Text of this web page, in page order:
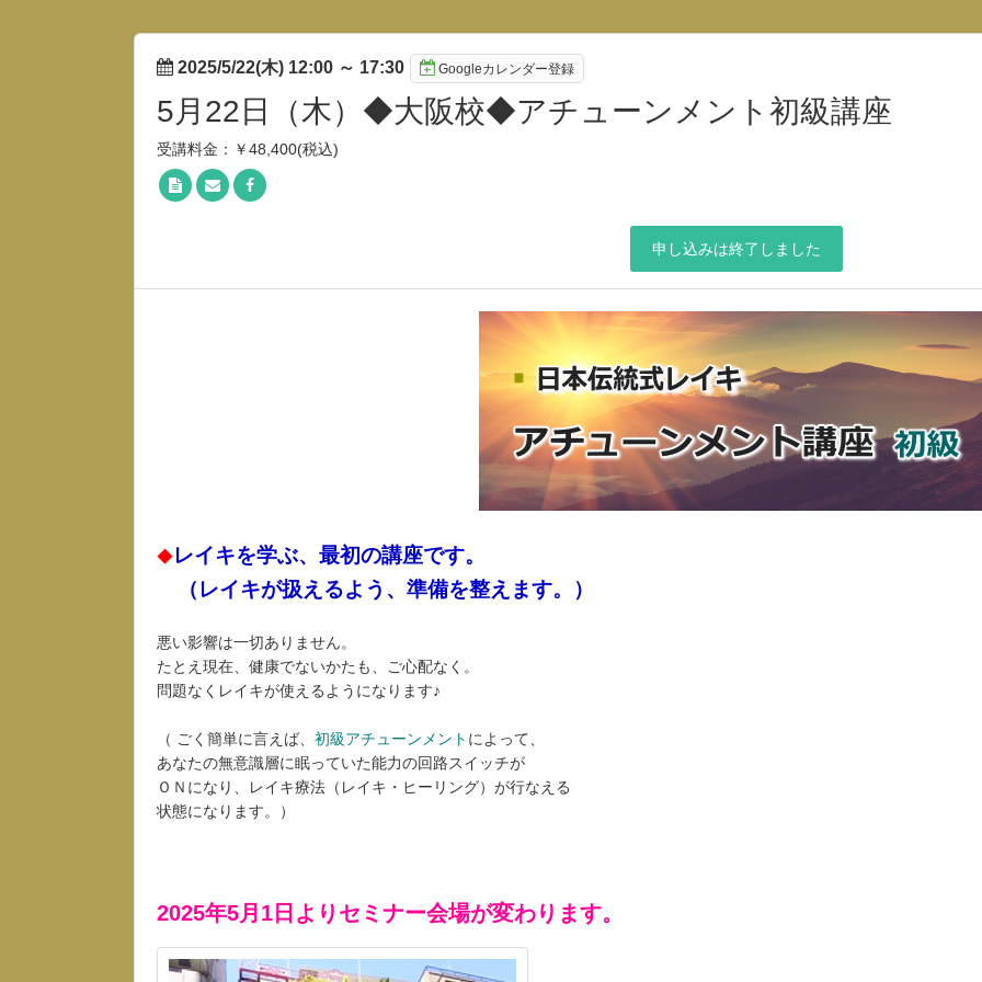
2025/5/22(木) 12:00 ～ 17:30 Googleカレンダー登録
5月22日（木）◆大阪校◆アチューンメント初級講座
受講料金：￥48,400(税込)
申し込みは終了しました
◆レイキを学ぶ、最初の講座です。
（レイキが扱えるよう、準備を整えます。）
悪い影響は一切ありません。
たとえ現在、健康でないかたも、ご心配なく。
問題なくレイキが使えるようになります♪
（ ごく簡単に言えば、 初級アチューンメント によって、
あなたの無意識層に眠っていた能力の回路スイッチが
ＯＮになり、レイキ療法（レイキ・ヒーリング）が行なえる
状態になります。）
2025年5月1日よりセミナー会場が変わります。